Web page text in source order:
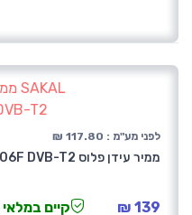
לפני מע"מ : 117.80 ₪
ממיר עידן פלוס SAKAL SKL-06F DVB-T2
139 ₪ קיים במלאי